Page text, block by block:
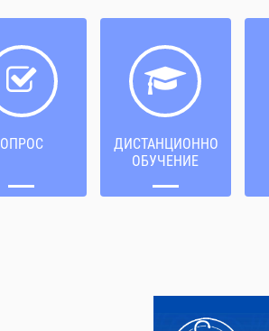
ОПРОС
ДИСТАНЦИОННОЕ
ОБУЧЕНИЕ